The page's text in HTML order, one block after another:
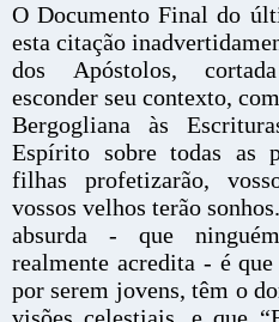
O Documento Final do
esta citação
dos Apóstolos,
esconder seu contexto,
Bergogliana às
Espírito sobre todas as
filhas profetizarão,
vossos velhos terão
absurda - que
realmente acredita - é
por serem jovens, têm o